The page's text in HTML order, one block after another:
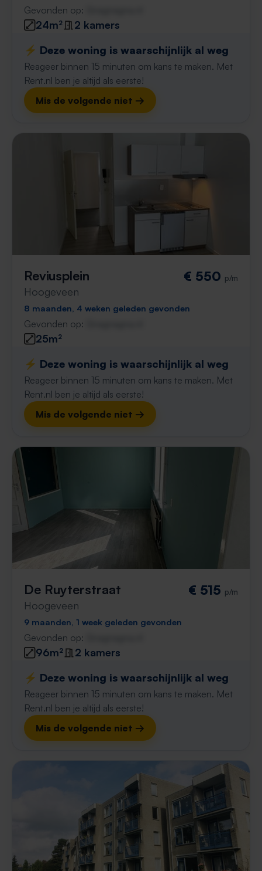
Gevonden op:
24m²
2 kamers
⚡️ Deze woning is waarschijnlijk al weg
Reageer binnen 15 minuten om kans te maken. Met
Rent.nl ben je altijd als eerste!
Mis de volgende niet →
Reviusplein
Hoogeveen
€ 550 p/m
8 maanden, 4 weken geleden gevonden
Gevonden op:
25m²
⚡️ Deze woning is waarschijnlijk al weg
Reageer binnen 15 minuten om kans te maken. Met
Rent.nl ben je altijd als eerste!
Mis de volgende niet →
De Ruyterstraat
Hoogeveen
€ 515 p/m
9 maanden, 1 week geleden gevonden
Gevonden op:
96m²
2 kamers
⚡️ Deze woning is waarschijnlijk al weg
Reageer binnen 15 minuten om kans te maken. Met
Rent.nl ben je altijd als eerste!
Mis de volgende niet →